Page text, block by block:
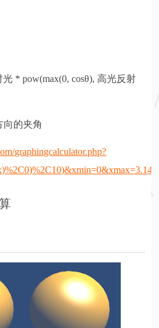
* pow(max(0, cosθ), 高光反射
向的夹角
graphingcalculator.php?